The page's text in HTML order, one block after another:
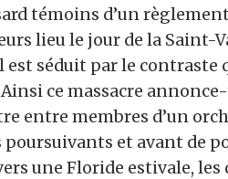
témoins d’un
lieu le jour de la
séduit par le contraste
ce massacre
entre membres d’un
et avant de
une Floride estivale,